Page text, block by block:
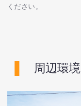
ください。
周辺環境